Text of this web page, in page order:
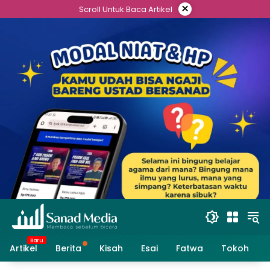
to
Scroll Untuk Baca Artikel ×
Artikel Berita Kisah Esai Fatwa Tokoh